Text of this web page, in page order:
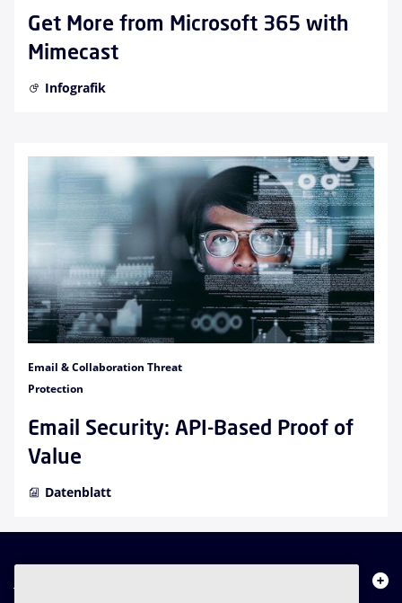
Get More from Microsoft 365 with
Mimecast
Infografik
Email & Collaboration Threat
Protection
Email Security: API-Based Proof of
Value
Datenblatt